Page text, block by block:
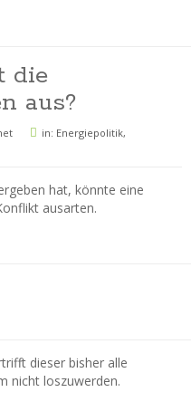
die
aus?
in: Energiepolitik,
hat, könnte eine
ausarten.
dieser bisher alle
nicht loszuwerden.